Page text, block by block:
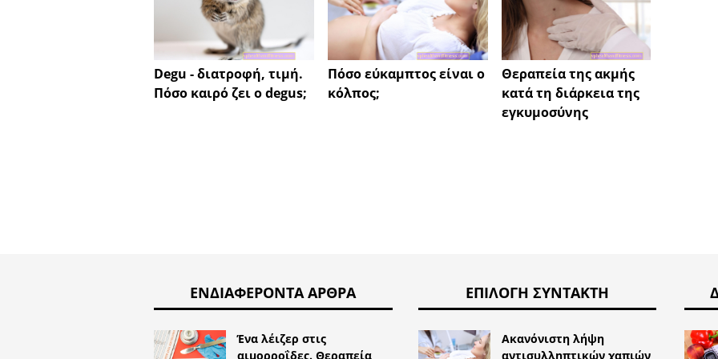
Degu - διατροφή, τιμή.
Πόσο καιρό ζει ο degus;
Πόσο εύκαμπτος είναι ο
κόλπος;
Θεραπεία της ακμής
κατά τη διάρκεια της
εγκυμοσύνης
ΕΝΔΙΑΦΈΡΟΝΤΑ ΆΡΘΡΑ
Ένα λέιζερ στις
αιμορροΐδες. Θεραπεία
ΕΠΙΛΟΓΉ ΣΥΝΤΆΚΤΗ
Ακανόνιστη λήψη
αντισυλληπτικών χαπιών